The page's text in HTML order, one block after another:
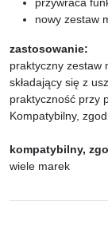
nowy zestaw
zastosowanie:
praktyczny zestaw
składający się z
praktyczność przy
Kompatybilny,
kompatybilny,
wiele marek